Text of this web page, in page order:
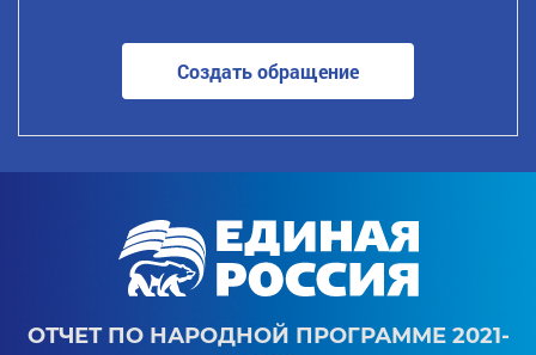
Создать обращение
ОТЧЕТ ПО НАРОДНОЙ ПРОГРАММЕ 2021-